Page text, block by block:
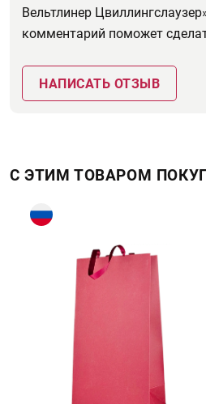
Вельтлинер
комментарий поможет
НАПИСАТЬ ОТЗЫВ
С ЭТИМ ТОВАРОМ